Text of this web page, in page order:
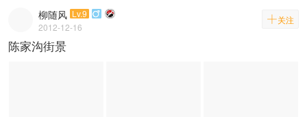
关注
柳随风 Lv.9 
2012-12-16
陈家沟街景